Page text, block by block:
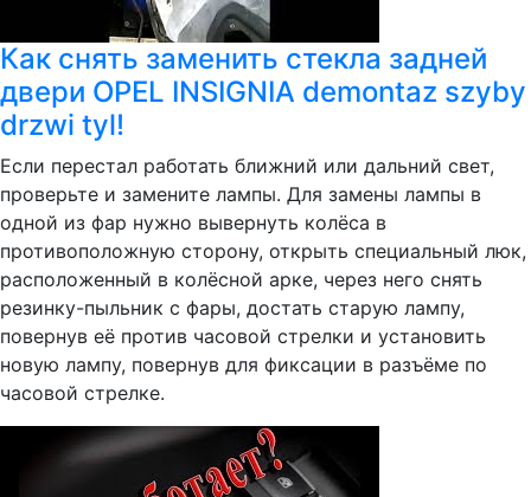
Как снять заменить стекла задней
двери OPEL INSIGNIA demontaz szyby
drzwi tyl!
Если перестал работать ближний или дальний свет,
проверьте и замените лампы. Для замены лампы в
одной из фар нужно вывернуть колёса в
противоположную сторону, открыть специальный люк,
расположенный в колёсной арке, через него снять
резинку-пыльник с фары, достать старую лампу,
повернув её против часовой стрелки и установить
новую лампу, повернув для фиксации в разъёме по
часовой стрелке.